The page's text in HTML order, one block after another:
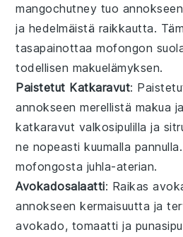
mangochutney tuo
ja hedelmäistä raikkautta.
tasapainottaamofongon
todellisen makuelämyksen.
Paistetut Katkaravut:
annokseen merellistä makua
katkaravut valkosipulilla ja
ne nopeasti kuumalla
mofongosta juhla-aterian.
Avokadosalaatti: Raikas
annokseen kermaisuutta ja
avokado, tomaatti ja